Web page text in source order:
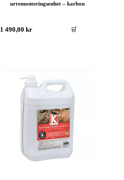
urremonteringsenhet – karbon
1 490,00kr 🛒